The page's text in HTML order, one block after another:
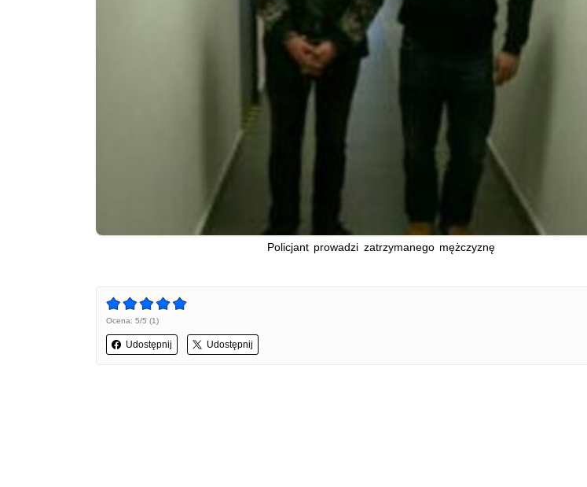
Policjant prowadzi zatrzymanego mężczyznę
Ocena: 5/5 (1)
Udostępnij Udostępnij